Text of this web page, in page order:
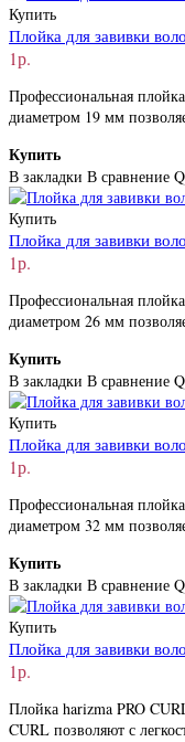
Купить
Плойка для завивки
1р.
Профессиональная
диаметром 19 мм
Купить
В закладки В сравнение
Купить
Плойка для завивки
1р.
Профессиональная
диаметром 26 мм
Купить
В закладки В сравнение
Купить
Плойка для завивки
1р.
Профессиональная
диаметром 32 мм
Купить
В закладки В сравнение
Купить
Плойка для завивки
1р.
Плойка harizma PRO
CURL позволяют с